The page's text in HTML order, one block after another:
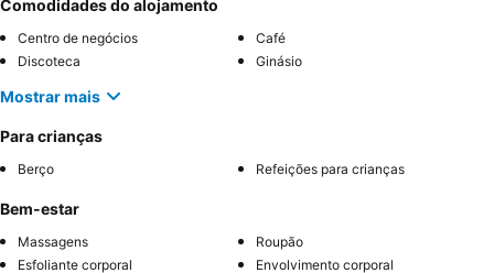
Comodidades do alojamento
Centro de negócios
Café
Discoteca
Ginásio
Mostrar mais
Para crianças
Berço Refeições para crianças
Bem-estar
Massagens
Roupão
Esfoliante corporal
Envolvimento corporal